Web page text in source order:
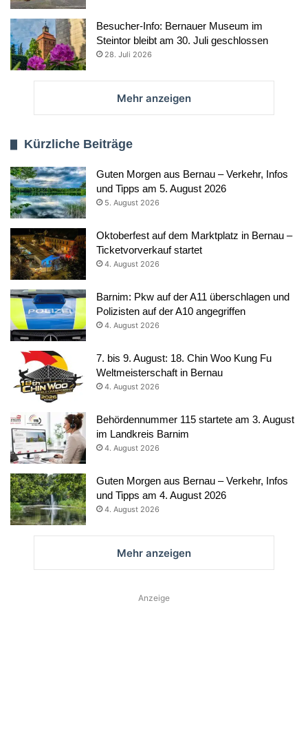
Besucher-Info: Bernauer Museum im
Steintor bleibt am 30. Juli geschlossen
28. Juli 2026
Mehr anzeigen
Kürzliche Beiträge
Guten Morgen aus Bernau – Verkehr, Infos
und Tipps am 5. August 2026
5. August 2026
Oktoberfest auf dem Marktplatz in Bernau –
Ticketvorverkauf startet
4. August 2026
Barnim: Pkw auf der A11 überschlagen und
Polizisten auf der A10 angegriffen
4. August 2026
7. bis 9. August: 18. Chin Woo Kung Fu
Weltmeisterschaft in Bernau
4. August 2026
Behördennummer 115 startete am 3. August
im Landkreis Barnim
4. August 2026
Guten Morgen aus Bernau – Verkehr, Infos
und Tipps am 4. August 2026
4. August 2026
Mehr anzeigen
Anzeige